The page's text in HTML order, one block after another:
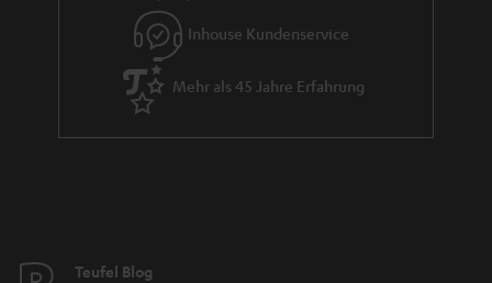
Inhouse Kundenservice
Mehr als 45 Jahre Erfahrung
Teufel Blog